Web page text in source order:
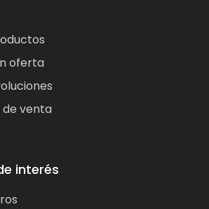
oferta
de venta
interés